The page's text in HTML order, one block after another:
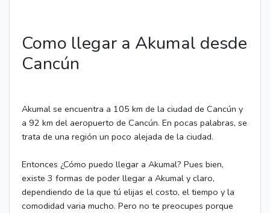
Como llegar a Akumal desde
Cancún
Akumal se encuentra a 105 km de la ciudad de Cancún y
a 92 km del aeropuerto de Cancún. En pocas palabras, se
trata de una región un poco alejada de la ciudad.
Entonces ¿Cómo puedo llegar a Akumal? Pues bien,
existe 3 formas de poder llegar a Akumal y claro,
dependiendo de la que tú elijas el costo, el tiempo y la
comodidad varia mucho. Pero no te preocupes porque